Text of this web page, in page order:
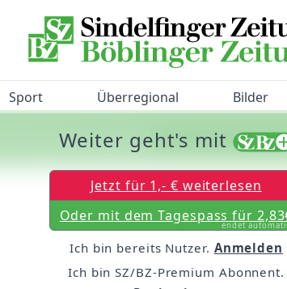
Sport Überregional Bilder
Bürgerbarometer!
Weiter geht's mit
Jetzt für 1,- € weiterlesen
Oder mit dem Tagespass für
endet
Ich bin bereits Nutzer. Anmelden
Ich bin SZ/BZ-Premium Abonnent.